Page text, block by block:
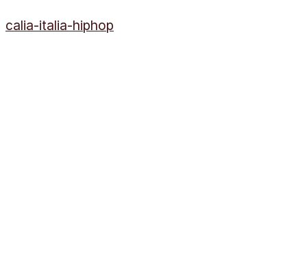
calia-italia-hiphop